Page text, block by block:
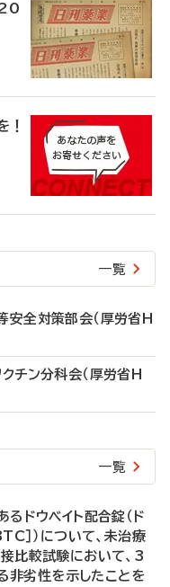
！
一覧
全対策部会（厚労省H
チン分科会（厚労省H
一覧
ドウベイト配合錠（ド
］）について、未治療
比較試験において、3
劣性を示したことを